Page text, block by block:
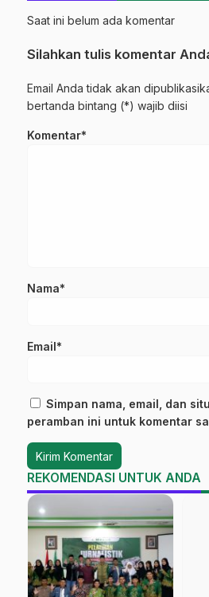
Saat ini belum ada komentar
Silahkan tulis komentar
Email Anda tidak akan
bertanda bintang (*) wajib diisi
Komentar*
Nama*
Email*
Simpan nama, email, dan
peramban ini untuk komentar
REKOMENDASI UNTUK ANDA